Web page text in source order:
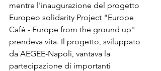
mentre l'inaugurazione del progetto
Europeo solidarity Project "Europe
Café - Europe from the ground up"
prendeva vita. Il progetto, sviluppato
da AEGEE-Napoli, vantava la
partecipazione di importanti